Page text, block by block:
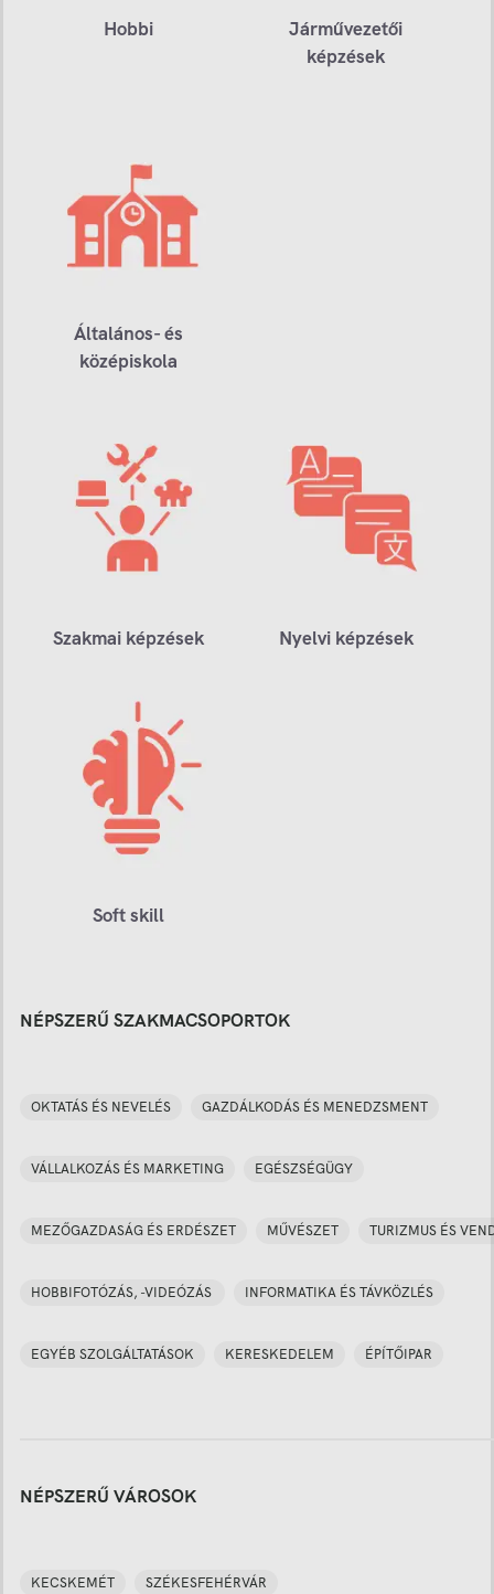
Hobbi
Járművezetői
képzések
Általános- és
középiskola
Szakmai képzések Nyelvi képzések
Soft skill
NÉPSZERŰ SZAKMACSOPORTOK
OKTATÁS ÉS NEVELÉS GAZDÁLKODÁS ÉS MENEDZSMENT
VÁLLALKOZÁS ÉS MARKETING EGÉSZSÉGÜGY
MEZŐGAZDASÁG ÉS ERDÉSZET MŰVÉSZET TURIZMUS ÉS
HOBBIFOTÓZÁS, -VIDEÓZÁS INFORMATIKA ÉS TÁVKÖZLÉS
EGYÉB SZOLGÁLTATÁSOK KERESKEDELEM ÉPÍTŐIPAR
NÉPSZERŰ VÁROSOK
KECSKEMÉT SZÉKESFEHÉRVÁR